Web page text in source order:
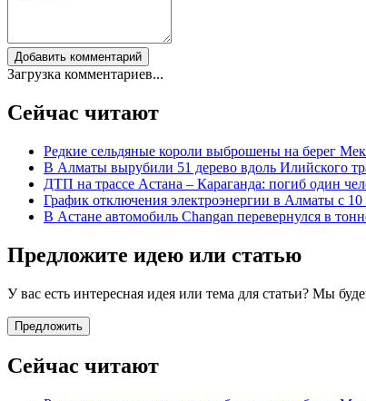
Добавить комментарий
Загрузка комментариев...
Сейчас читают
Редкие сельдяные короли выброшены на берег
В Алматы вырубили 51 дерево вдоль Илийского
ДТП на трассе Астана – Караганда: погиб один
График отключения электроэнергии в Алматы с
В Астане автомобиль Changan перевернулся в
Предложите идею или статью
У вас есть интересная идея или тема для статьи? Мы
Предложить
Сейчас читают